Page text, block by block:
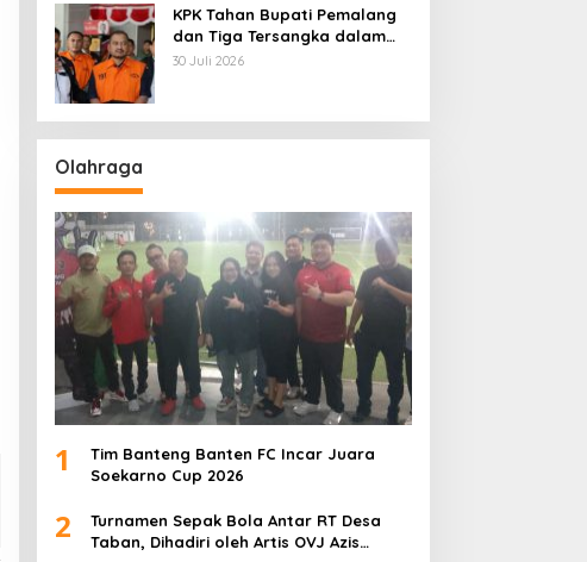
KPK Tahan Bupati Pemalang
dan Tiga Tersangka dalam
Kasus Dugaan Pemerasan
30 Juli 2026
Olahraga
1
Tim Banteng Banten FC Incar Juara
Soekarno Cup 2026
2
Turnamen Sepak Bola Antar RT Desa
Taban, Dihadiri oleh Artis OVJ Azis